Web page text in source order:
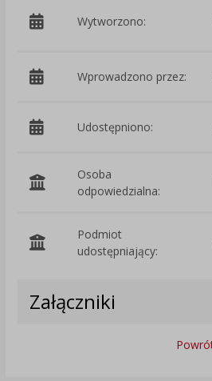
Wytworzono:
Wprowadzono przez:
Udostępniono:
Osoba
odpowiedzialna:
Podmiot
udostępniający:
Załączniki